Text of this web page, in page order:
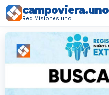
campoviera.uno
Red Misiones.uno